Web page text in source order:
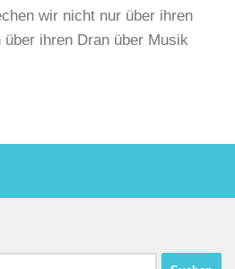
wir nicht nur über ihren
über ihren Dran über Musik